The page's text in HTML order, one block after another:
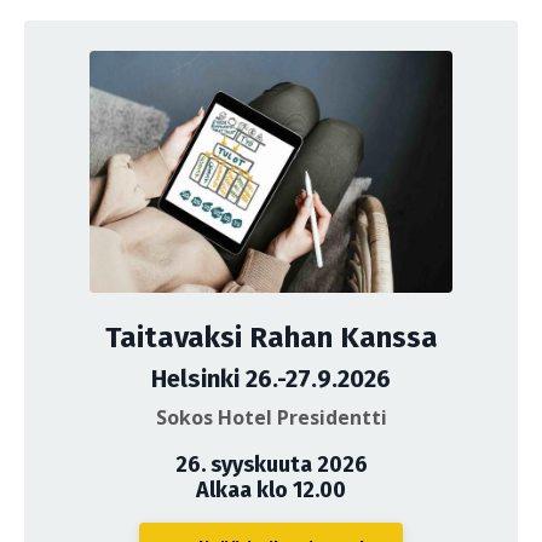
Taitavaksi Rahan Kanssa
Helsinki 26.-27.9.2026
Sokos Hotel Presidentti
26. syyskuuta 2026
Alkaa klo 12.00